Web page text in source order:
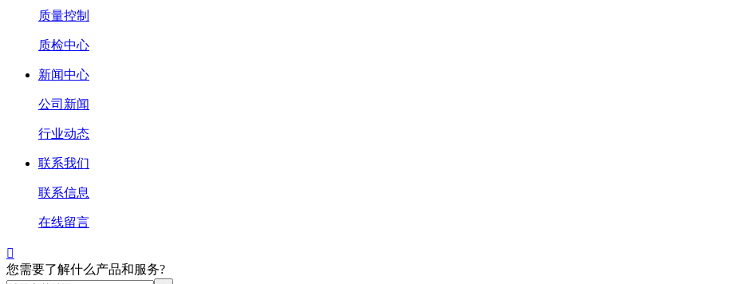
质量控制
质检中心
新闻中心
公司新闻
行业动态
联系我们
联系信息
在线留言

您需要了解什么产品和服务?